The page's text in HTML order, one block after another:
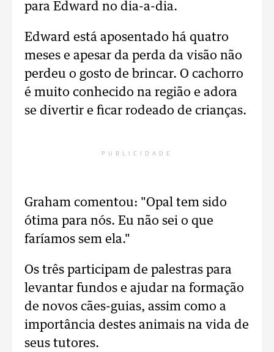
para Edward no dia-a-dia.
Edward está aposentado há quatro
meses e apesar da perda da visão não
perdeu o gosto de brincar. O cachorro
é muito conhecido na região e adora
se divertir e ficar rodeado de crianças.
PUBLICIDADE
Graham comentou: "Opal tem sido
ótima para nós. Eu não sei o que
faríamos sem ela."
Os três participam de palestras para
levantar fundos e ajudar na formação
de novos cães-guias, assim como a
importância destes animais na vida de
seus tutores.